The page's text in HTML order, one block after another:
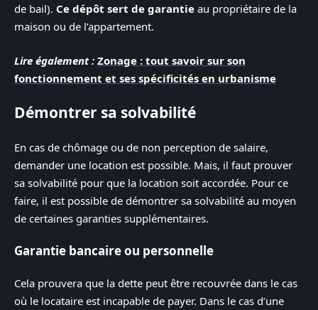
de bail). Ce dépôt sert de garantie au propriétaire de la
maison ou de l’appartement.
Lire également : Zonage : tout savoir sur son
fonctionnement et ses spécificités en urbanisme
Démontrer sa solvabilité
En cas de chômage ou de non perception de salaire,
demander une location est possible. Mais, il faut prouver
sa solvabilité pour que la location soit accordée. Pour ce
faire, il est possible de démontrer sa solvabilité au moyen
de certaines garanties supplémentaires.
Garantie bancaire ou personnelle
Cela prouvera que la dette peut être recouvrée dans le cas
où le locataire est incapable de payer. Dans le cas d’une